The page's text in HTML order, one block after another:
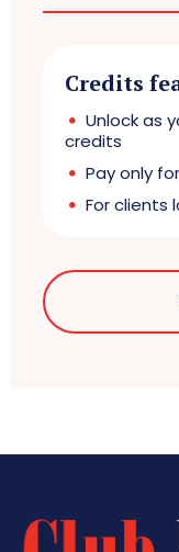
Credits
Unlock as
credits
Pay only
For clients